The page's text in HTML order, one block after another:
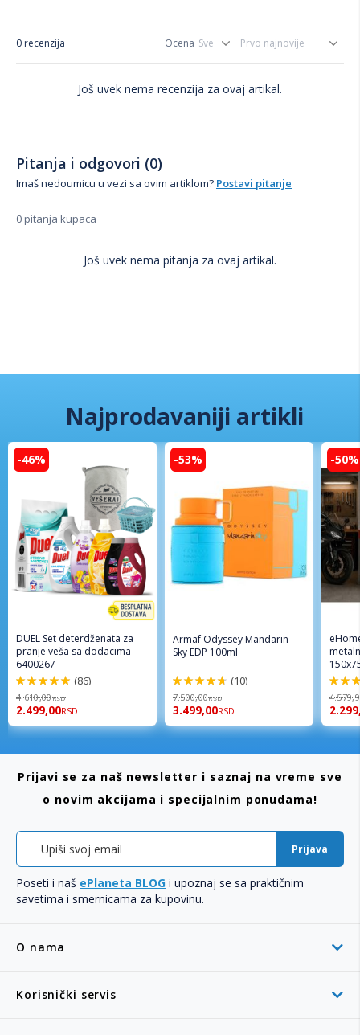
0 recenzija Ocena
Još uvek nema recenzija za ovaj artikal.
Pitanja i odgovori (0)
Imaš nedoumicu u vezi sa ovim artiklom? Postavi pitanje
0 pitanja kupaca
Još uvek nema pitanja za ovaj artikal.
Najprodavaniji artikli
-46%
DUEL Set deterdženata za
pranje veša sa dodacima
6400267
98%
(86)
4.610,00RSD
2.499,00RSD
-53%
Armaf Odyssey Mandarin
Sky EDP 100ml
94%
(10)
7.500,00RSD
3.499,00RSD
-50%
96%
O nama
Korisnički servis
Prijavi se za naš newsletter i saznaj na vreme sve
o novim akcijama i specijalnim ponudama!
Prijava
Poseti i naš ePlaneta BLOG i upoznaj se sa praktičnim
savetima i smernicama za kupovinu.